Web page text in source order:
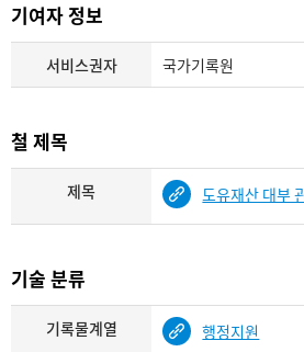
기여자 정보
서비스권자 국가기록원
철 제목
제목 도유재산 대부
기술 분류
기록물계열 행정지원